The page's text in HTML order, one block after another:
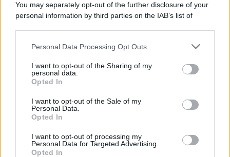
You may separately opt-out of the further disclosure of your
personal information by third parties on the IAB’s list of
This information may also be disclosed by us to third parties
disclose it to other third parties.
Please note that this website/app uses one or more Google
services and may gather and store information including but
not limited to your visit or usage behaviour. You may click to
grant or deny consent to Google and its third-party tags to
consent section.
Personal Data Processing Opt Outs
I want to opt-out of the Sharing of my
personal data.
Opted In
I want to opt-out of the Sale of my
Personal Data.
Opted In
I want to opt-out of processing my
Personal Data for Targeted Advertising.
Opted In